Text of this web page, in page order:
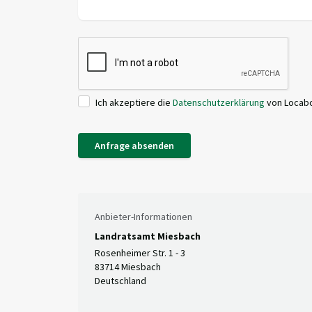
Ich akzeptiere die Datenschutzerklärung von
Anfrage absenden
Anbieter-Informationen
Landratsamt Miesbach
Rosenheimer Str. 1 - 3
83714 Miesbach
Deutschland